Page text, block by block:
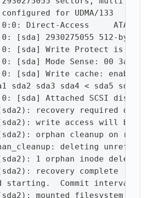
for UDMA/133
Direct-Access     ATA
[sda] 2930275055 512-
[sda] Write Protect is off
[sda] Mode Sense: 00 3a 00
[sda] Write cache: enabled,
sda2 sda3 sda4 < sda5 sda6 >
[sda] Attached SCSI disk
recovery required on
write access will be
orphan cleanup on
deleting
1 orphan inode deleted
recovery complete
starting.  Commit interval 5
mounted filesystem